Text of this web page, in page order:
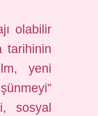
olabilir
tarihinin
yeni
sosyal